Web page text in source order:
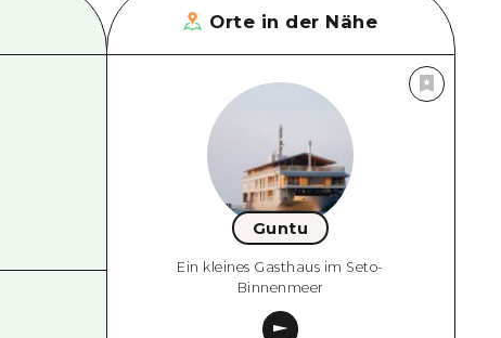
Orte in der Nähe
Guntu
Ein kleines Gasthaus im Seto-
Binnenmeer